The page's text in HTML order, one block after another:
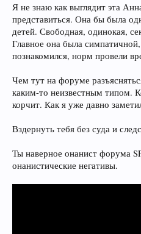
Я не знаю как выглядит эта
представиться. Она бы была
детей. Свободная, одинокая,
Главное она была
познакомился, норм провели
Чем тут на форуме
каким-то неизвестным типом.
корчит. Как я уже давно
Вздернуть тебя без суда и
Ты наверное онанист форума
онанистические негативы.